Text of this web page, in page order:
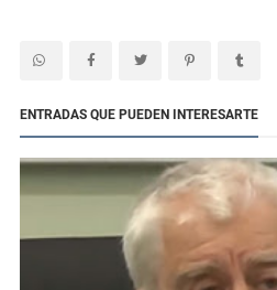
ENTRADAS QUE PUEDEN INTERESARTE